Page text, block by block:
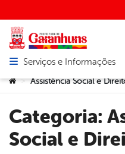
Abrir menu principal de
Serviços e Informações
Você está aqui:
> Assistência Social e
Categoria:
Social e